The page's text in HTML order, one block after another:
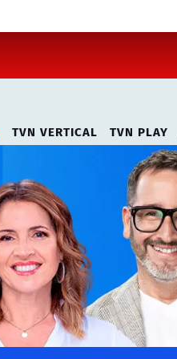
TVN VERTICAL TVN PLAY